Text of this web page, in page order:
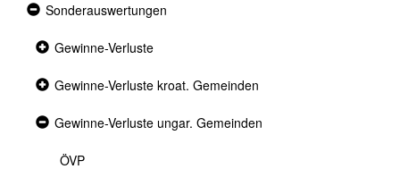
Expanded
Sonderauswertungen
Collapsed
Gewinne-Verluste
Collapsed
Gewinne-Verluste kroat. Gemeinden
Expanded
Gewinne-Verluste ungar. Gemeinden
ÖVP